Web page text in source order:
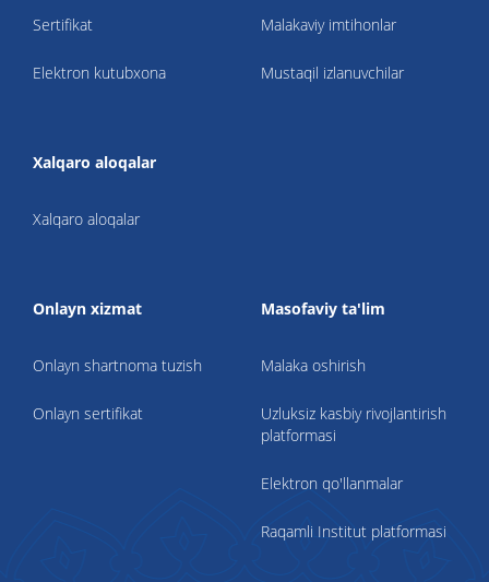
Sertifikat
Elektron kutubxona
Malakaviy imtihonlar
Mustaqil izlanuvchilar
Xalqaro aloqalar
Xalqaro aloqalar
Onlayn xizmat
Onlayn shartnoma tuzish
Onlayn sertifikat
Masofaviy ta'lim
Malaka oshirish
Uzluksiz kasbiy rivojlantirish
platformasi
Elektron qo'llanmalar
Raqamli Institut platformasi